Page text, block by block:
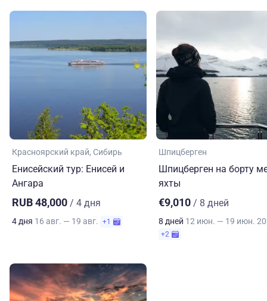
Красноярский край Сибирь
Енисейский тур: Енисей и
Ангара
RUB 48,000 / 4 дня
4 дня 16 авг. — 19 авг. +1
Шпицберген
Шпицберген на борту
яхты
€9,010 / 8 дней
8 дней 12 июн. — 19 июн.
+2